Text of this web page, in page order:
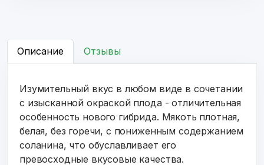
Описание Отзывы
Изумительный вкус в любом виде в сочетании
с изысканной окраской плода - отличительная
особенность нового гибрида. Мякоть плотная,
белая, без горечи, с пониженным содержанием
соланина, что обуславливает его
превосходные вкусовые качества.